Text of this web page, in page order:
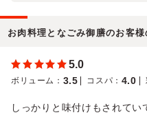
お肉料理となごみ御膳のお客
5.0
ボリューム ： 3.5 コスパ ： 4.0
しっかりと味付けもされて